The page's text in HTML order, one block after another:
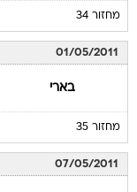
מחזור 34
01/05/2011
בארי
מחזור 35
07/05/2011